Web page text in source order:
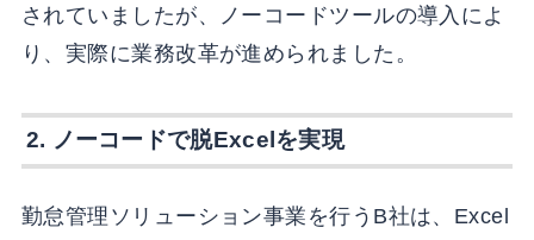
されていましたが、ノーコードツールの導入によ
り、実際に業務改革が進められました。
2. ノーコードで脱Excelを実現
勤怠管理ソリューション事業を行うB社は、Excel